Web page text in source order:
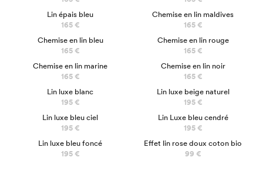
Lin épais bleu
165 €
Chemise en lin maldives
165 €
Chemise en lin bleu
165 €
Chemise en lin rouge
165 €
Chemise en lin marine
165 €
Chemise en lin noir
165 €
Lin luxe blanc
195 €
Lin luxe beige naturel
195 €
Lin luxe bleu ciel
195 €
Lin Luxe bleu cendré
195 €
Lin luxe bleu foncé
195 €
Effet lin rose doux coton bio
99 €